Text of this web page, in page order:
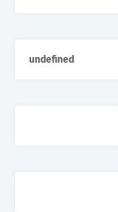
undefned